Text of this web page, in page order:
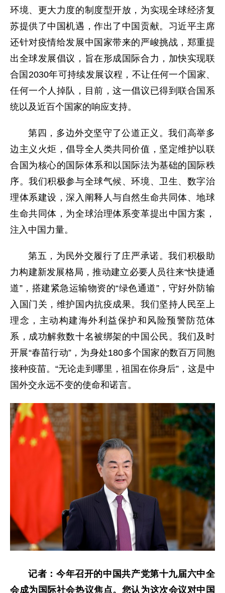
环境、更大力度的制度型开放，为实现全球经济复
苏提供了中国机遇，作出了中国贡献。习近平主席
还针对疫情给发展中国家带来的严峻挑战，郑重提
出全球发展倡议，旨在形成国际合力，加快实现联
合国2030年可持续发展议程，不让任何一个国家、
任何一个人掉队，目前，这一倡议已得到联合国系
统以及近百个国家的响应支持。
第四，多边外交坚守了公道正义。我们高举多
边主义火炬，倡导全人类共同价值，坚定维护以联
合国为核心的国际体系和以国际法为基础的国际秩
序。我们积极参与全球气候、环境、卫生、数字治
理体系建设，深入阐释人与自然生命共同体、地球
生命共同体，为全球治理体系变革提出中国方案，
注入中国力量。
第五，为民外交履行了庄严承诺。我们积极助
力构建新发展格局，推动建立必要人员往来“快捷通
道”，搭建紧急运输物资的“绿色通道”，守好外防输
入国门关，维护国内抗疫成果。我们坚持人民至上
理念，主动构建海外利益保护和风险预警防范体
系，成功解救数十名被绑架的中国公民。我们及时
开展“春苗行动”，为身处180多个国家的数百万同胞
接种疫苗。“无论走到哪里，祖国在你身后”，这是中
国外交永远不变的使命和诺言。
记者：今年召开的中国共产党第十九届六中全
会成为国际社会热议焦点。您认为这次会议对中国